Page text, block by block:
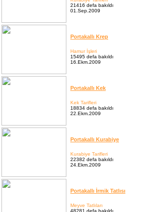
21416 defa bakıldı
01.Sep.2009
Portakallı Krep
Hamur İşleri
15495 defa bakıldı
16.Ekm.2009
Portakallı Kek
Kek Tarifleri
18834 defa bakıldı
22.Ekm.2009
Portakallı Kurabiye
Kurabiye Tarifleri
22382 defa bakıldı
24.Ekm.2009
Portakallı İrmik Tatlısı
Meyve Tatlıları